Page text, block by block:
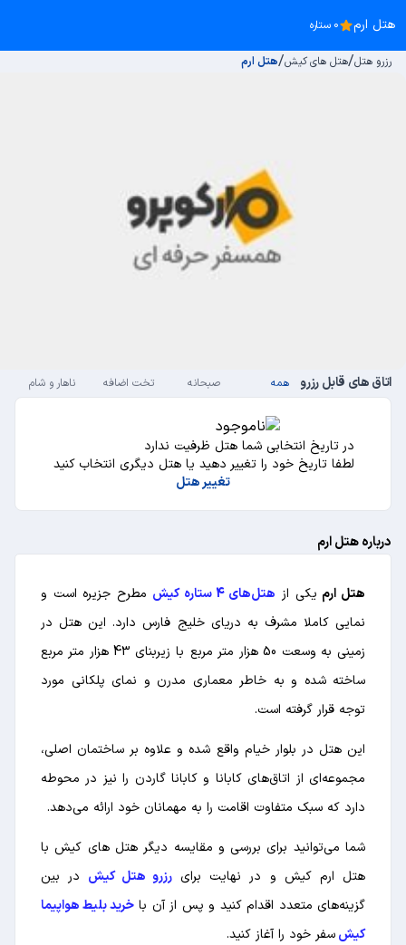
هتل ارم 0 ستاره
رزرو هتل/هتل های کیش/هتل ارم
اتاق های قابل رزرو همه صبحانه تخت اضافه ناهار و شام
در تاریخ انتخابی شما هتل ظرفیت ندارد
لطفا تاریخ خود را تغییر دهید یا هتل دیگری انتخاب کنید
تغییر هتل
درباره هتل ارم
هتل ارم یکی از هتل‌های 4 ستاره کیش
مطرح جزیره است و
نمایی کاملا مشرف به دریای خلیج فارس دارد. این هتل در
زمینی به وسعت 50 هزار متر مربع با زیربنای 43 هزار متر مربع
ساخته شده و به خاطر معماری مدرن و نمای پلکانی مورد
توجه قرار گرفته است.
این هتل در بلوار خیام واقع شده و علاوه بر ساختمان اصلی،
مجموعه‌ای از اتاق‌های کابانا و کابانا گاردن را نیز در محوطه
دارد که سبک متفاوت اقامت را به مهمانان خود ارائه می‌دهد.
شما می‌توانید برای بررسی و مقایسه دیگر هتل های کیش با
هتل ارم کیش و در نهایت برای رزرو هتل کیش در بین
گزینه‌های متعدد اقدام کنید و پس از آن با خرید بلیط هواپیما
کیشسفر خود را آغاز کنید.